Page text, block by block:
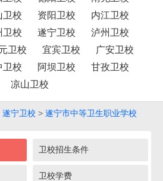
卫校 资阳卫校
内江卫校
卫校 遂宁卫校
泸州卫校
卫校 宜宾卫校
广安卫校
卫校 阿坝卫校
甘孜卫校
凉山卫校
遂宁卫校 > 遂宁市中等卫生职业学校
卫校招生条件
卫校学费